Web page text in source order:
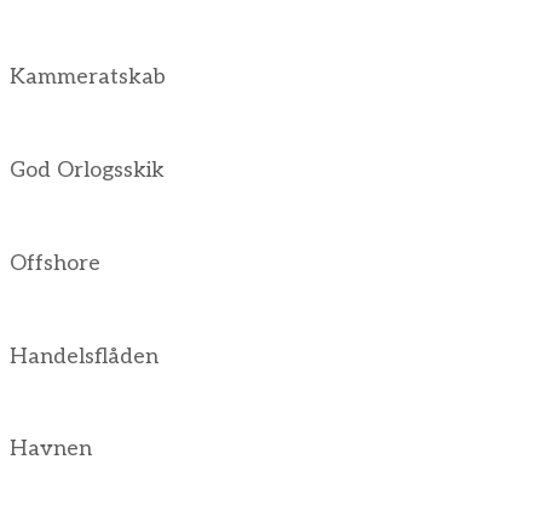
Kammeratskab
God Orlogsskik
Offshore
Handelsflåden
Havnen